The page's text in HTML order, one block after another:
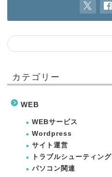
カテゴリー
WEB
WEBサービス
Wordpress
サイト運営
トラブルシューティング
パソコン関連